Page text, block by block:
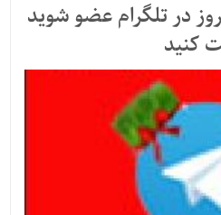
در تلگرام عضو شوید
کنید